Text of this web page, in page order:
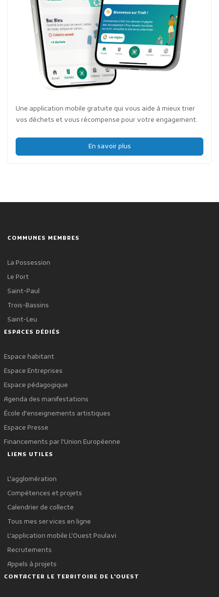
Une application mobile gratuite qui vous aide à mieux trier
vos déchets et vous récompense pour votre engagement.
En savoir plus
COMMUNES MEMBRES
La Possession
Le Port
Saint-Paul
Trois-Bassins
Saint-Leu
ESPACES DÉDIÉS
Espace habitant
Espace Entreprises
Espace pédagogique
Agenda des manifestations
École d'enseignements artistiques
Espace Presse
Financements par l'Union Européenne
LIENS UTILES
L'agglomération
Compétences et projets
Calendrier de collecte
Tous mes services en ligne
L'application mobile L'Ouest Poulavi
Recrutements
Appels à projets
CONTACTER LE TERRITOIRE DE L'OUEST